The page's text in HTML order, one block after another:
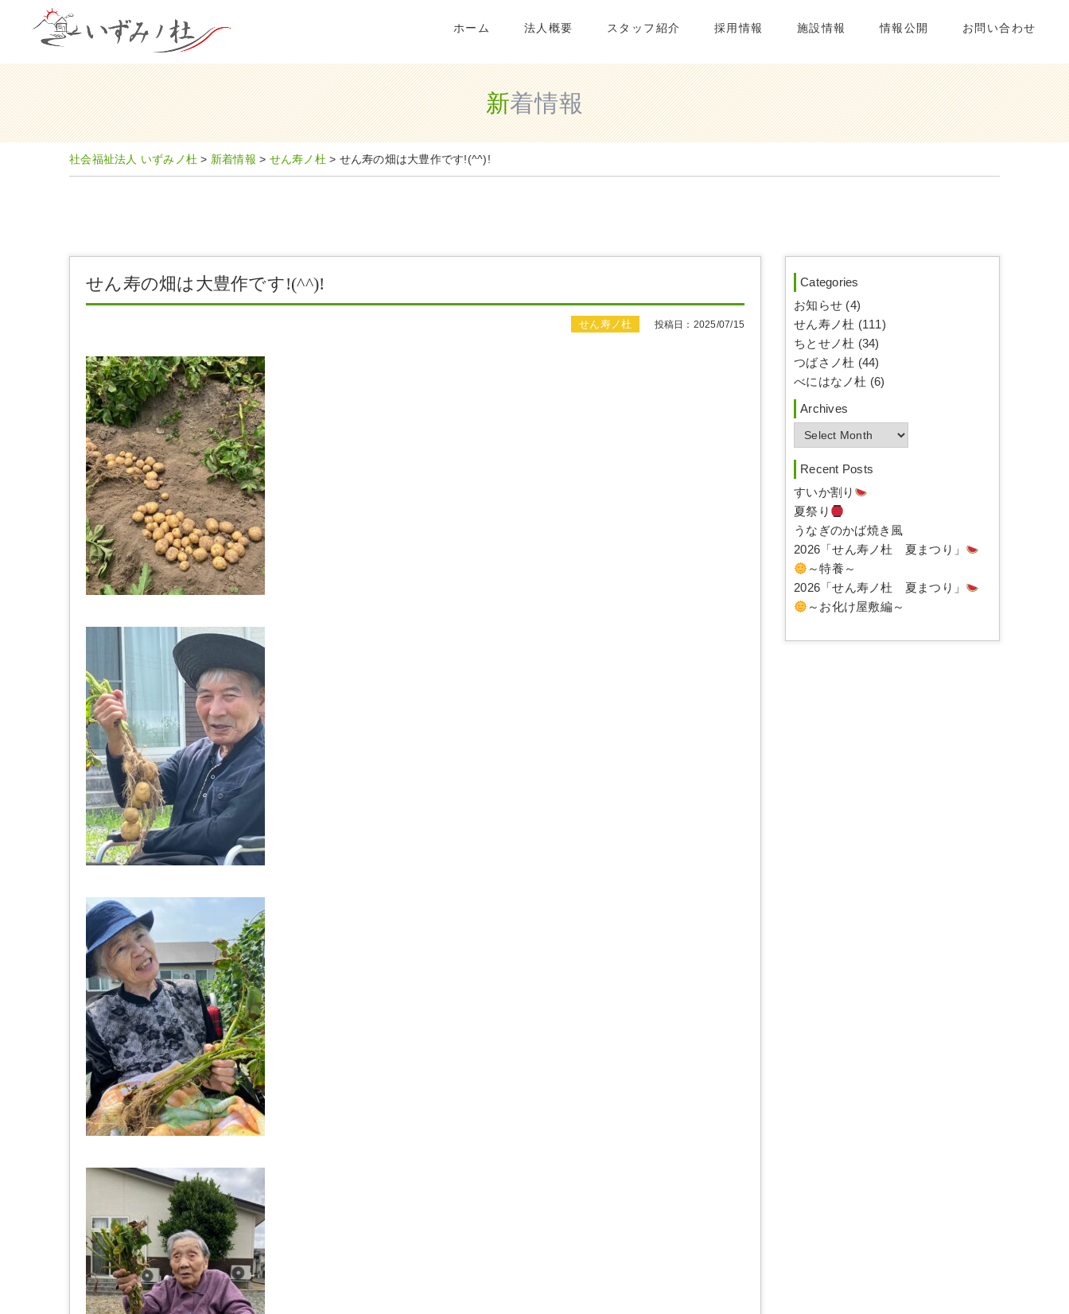
ホーム 法人概要 スタッフ紹介 採用情報 施設情報 情報公開 お問い合わせ
新着情報
社会福祉法人 いずみノ杜 > 新着情報 > せん寿ノ杜 > せん寿の畑は大豊作です!(^^)!
せん寿の畑は大豊作です!(^^)!
せん寿ノ杜 投稿日：2025/07/15
Categories
お知らせ (4)
せん寿ノ杜 (111)
ちとせノ杜 (34)
つばさノ杜 (44)
べにはなノ杜 (6)
Archives
r
h
i
v
e
s
Recent Posts
すいか割り
夏祭り
うなぎのかば焼き風
2026「せん寿ノ杜 夏まつり」
～特養～
2026「せん寿ノ杜 夏まつり」
～お化け屋敷編～